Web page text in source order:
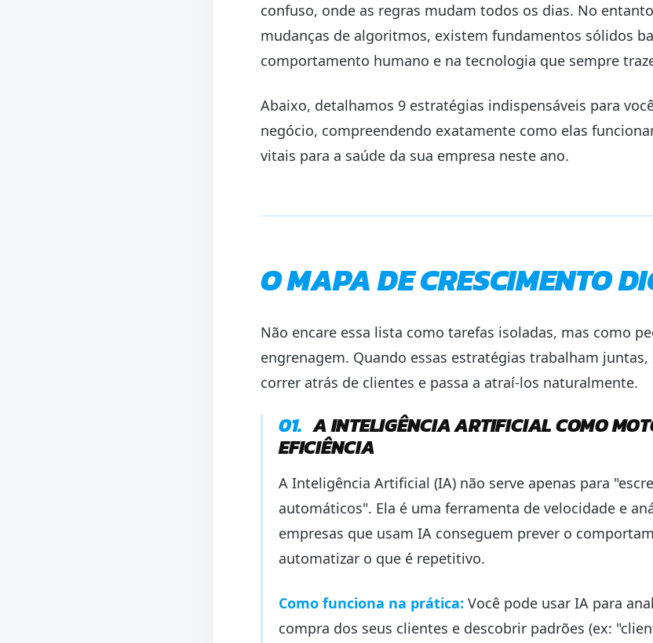
confuso, onde as regras mudam todos os dias. No
mudanças de algoritmos, existem fundamentos sólidos
comportamento humano e na tecnologia que sempre
Abaixo, detalhamos 9 estratégias indispensáveis para
negócio, compreendendo exatamente como elas
vitais para a saúde da sua empresa neste ano.
O MAPA DE CRESCIMENTO
Não encare essa lista como tarefas isoladas, mas como
engrenagem. Quando essas estratégias trabalham
correr atrás de clientes e passa a atraí-los naturalmente.
01. A INTELIGÊNCIA ARTIFICIAL COMO
EFICIÊNCIA
A Inteligência Artificial (IA) não serve apenas para
automáticos". Ela é uma ferramenta de velocidade e
empresas que usam IA conseguem prever o
automatizar o que é repetitivo.
Como funciona na prática: Você pode usar IA para
compra dos seus clientes e descobrir padrões (ex: